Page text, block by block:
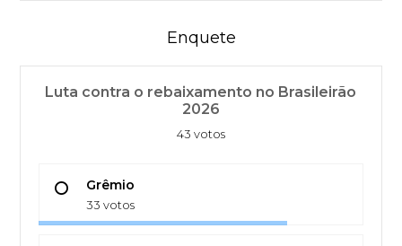
Enquete
Luta contra o rebaixamento no Brasileirão
2026
43 votos
Grêmio
33 votos